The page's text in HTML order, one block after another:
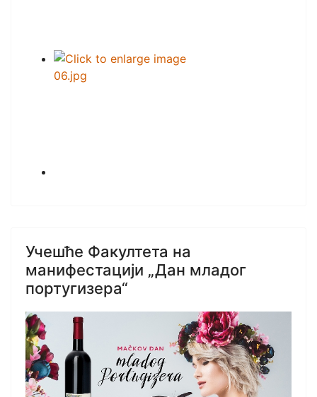
Учешће Факултета на
манифестацији „Дан младог
португизера“